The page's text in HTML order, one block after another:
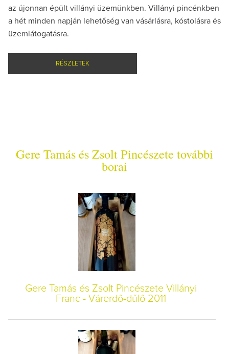
az újonnan épült villányi üzemünkben. Villányi pincénkben
a hét minden napján lehetőség van vásárlásra, kóstolásra és
üzemlátogatásra.
RÉSZLETEK
Gere Tamás és Zsolt Pincészete további
borai
Gere Tamás és Zsolt Pincészete Villányi
Franc - Várerdő-dűlő 2011